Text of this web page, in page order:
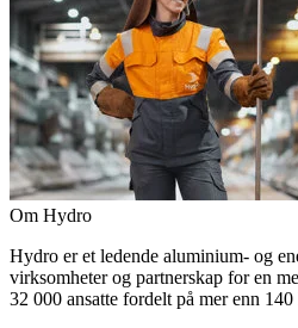
Om Hydro
Hydro er et ledende aluminium- og
virksomheter og partnerskap for en
32 000 ansatte fordelt på mer enn